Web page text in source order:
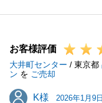
お客様評価
大井町センター / 東京都
ン を ご売却
K様
K様 2026年1月9日